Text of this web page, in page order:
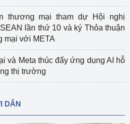
thương mại tham dự Hội nghị
lần thứ 10 và ký Thỏa thuận
mại với META
và Meta thúc đẩy ứng dụng AI hỗ
thị trường
DÂN